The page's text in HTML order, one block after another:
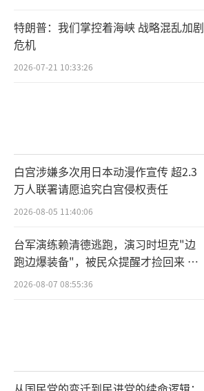
特朗普：我们掌控着海峡 战略混乱加剧
危机
2026-07-21 10:33:26
白宫涉嫌多次用日本动漫作宣传 超2.3
万人联署请愿追究白宫侵权责任
2026-08-05 11:40:06
台军演练赖清德逃跑，演习时坦克"边
跑边爆装备"，被民众提醒才捡回来 演
习状况频出引发关注
2026-08-07 08:55:36